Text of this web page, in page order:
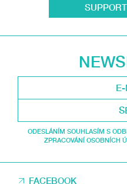
ODESLÁNÍM SOUHLASÍM S
ZPRACOVÁNÍ OSOBNÍCH
FACEBOOK